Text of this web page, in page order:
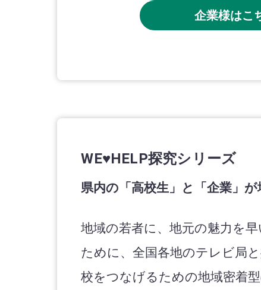
企業様はこ
WE♥HELP探究シリーズ
県内の「高校生」と「企業」
地域の若者に、地元の魅力を
ために、全国各地のテレビ局
校をつなげるための地域密着